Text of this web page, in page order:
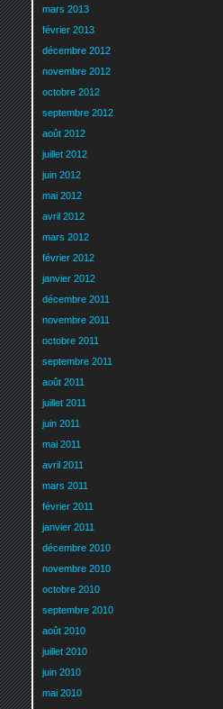
mars 2013
février 2013
décembre 2012
novembre 2012
octobre 2012
septembre 2012
août 2012
juillet 2012
juin 2012
mai 2012
avril 2012
mars 2012
février 2012
janvier 2012
décembre 2011
novembre 2011
octobre 2011
septembre 2011
août 2011
juillet 2011
juin 2011
mai 2011
avril 2011
mars 2011
février 2011
janvier 2011
décembre 2010
novembre 2010
octobre 2010
septembre 2010
août 2010
juillet 2010
juin 2010
mai 2010